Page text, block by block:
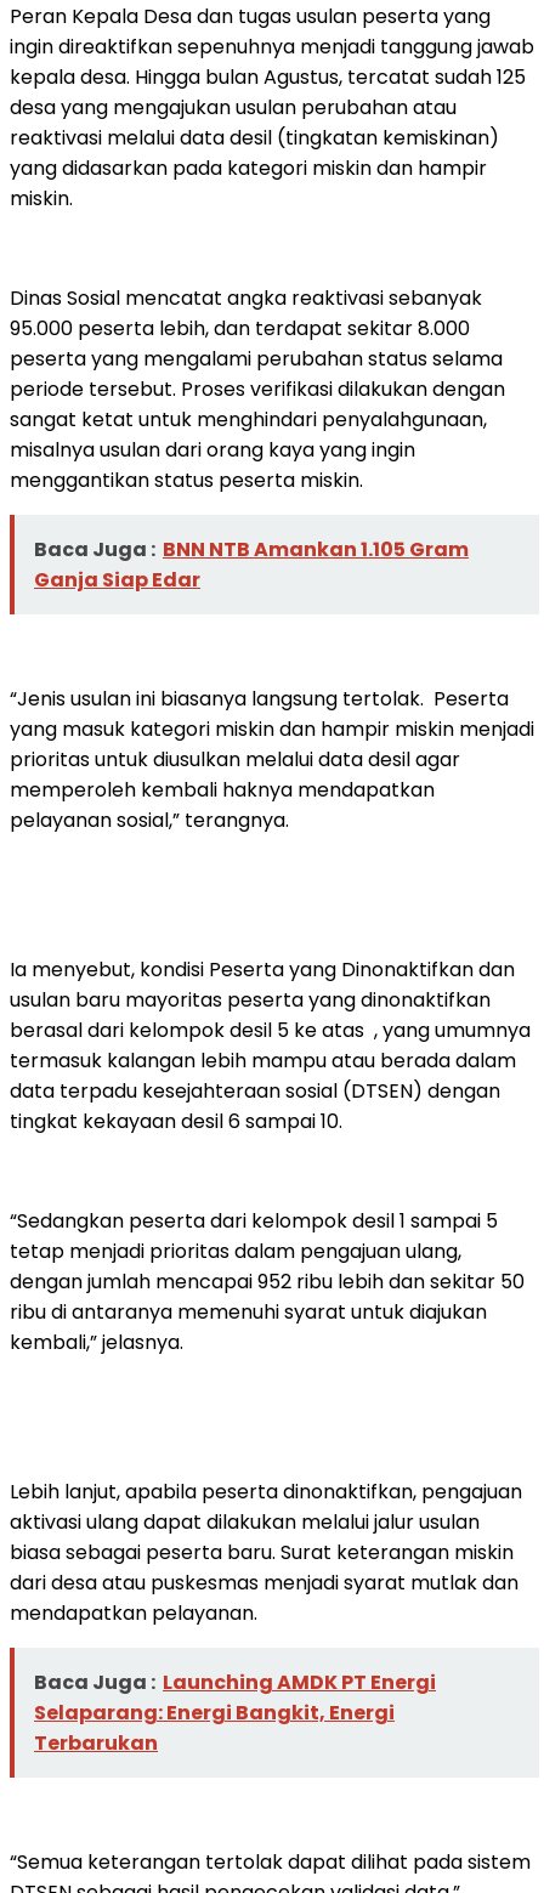
Peran Kepala Desa dan tugas usulan peserta yang
ingin direaktifkan sepenuhnya menjadi tanggung jawab
kepala desa. Hingga bulan Agustus, tercatat sudah 125
desa yang mengajukan usulan perubahan atau
reaktivasi melalui data desil (tingkatan kemiskinan)
yang didasarkan pada kategori miskin dan hampir
miskin.
Dinas Sosial mencatat angka reaktivasi sebanyak
95.000 peserta lebih, dan terdapat sekitar 8.000
peserta yang mengalami perubahan status selama
periode tersebut. Proses verifikasi dilakukan dengan
sangat ketat untuk menghindari penyalahgunaan,
misalnya usulan dari orang kaya yang ingin
menggantikan status peserta miskin.
Baca Juga : BNN NTB Amankan 1.105 Gram
Ganja Siap Edar
“Jenis usulan ini biasanya langsung tertolak. Peserta
yang masuk kategori miskin dan hampir miskin menjadi
prioritas untuk diusulkan melalui data desil agar
memperoleh kembali haknya mendapatkan
pelayanan sosial,” terangnya.
Ia menyebut, kondisi Peserta yang Dinonaktifkan dan
usulan baru mayoritas peserta yang dinonaktifkan
berasal dari kelompok desil 5 ke atas , yang umumnya
termasuk kalangan lebih mampu atau berada dalam
data terpadu kesejahteraan sosial (DTSEN) dengan
tingkat kekayaan desil 6 sampai 10.
“Sedangkan peserta dari kelompok desil 1 sampai 5
tetap menjadi prioritas dalam pengajuan ulang,
dengan jumlah mencapai 952 ribu lebih dan sekitar 50
ribu di antaranya memenuhi syarat untuk diajukan
kembali,” jelasnya.
Lebih lanjut, apabila peserta dinonaktifkan, pengajuan
aktivasi ulang dapat dilakukan melalui jalur usulan
biasa sebagai peserta baru. Surat keterangan miskin
dari desa atau puskesmas menjadi syarat mutlak dan
mendapatkan pelayanan.
Baca Juga : Launching AMDK PT Energi
Selaparang: Energi Bangkit, Energi
Terbarukan
“Semua keterangan tertolak dapat dilihat pada sistem